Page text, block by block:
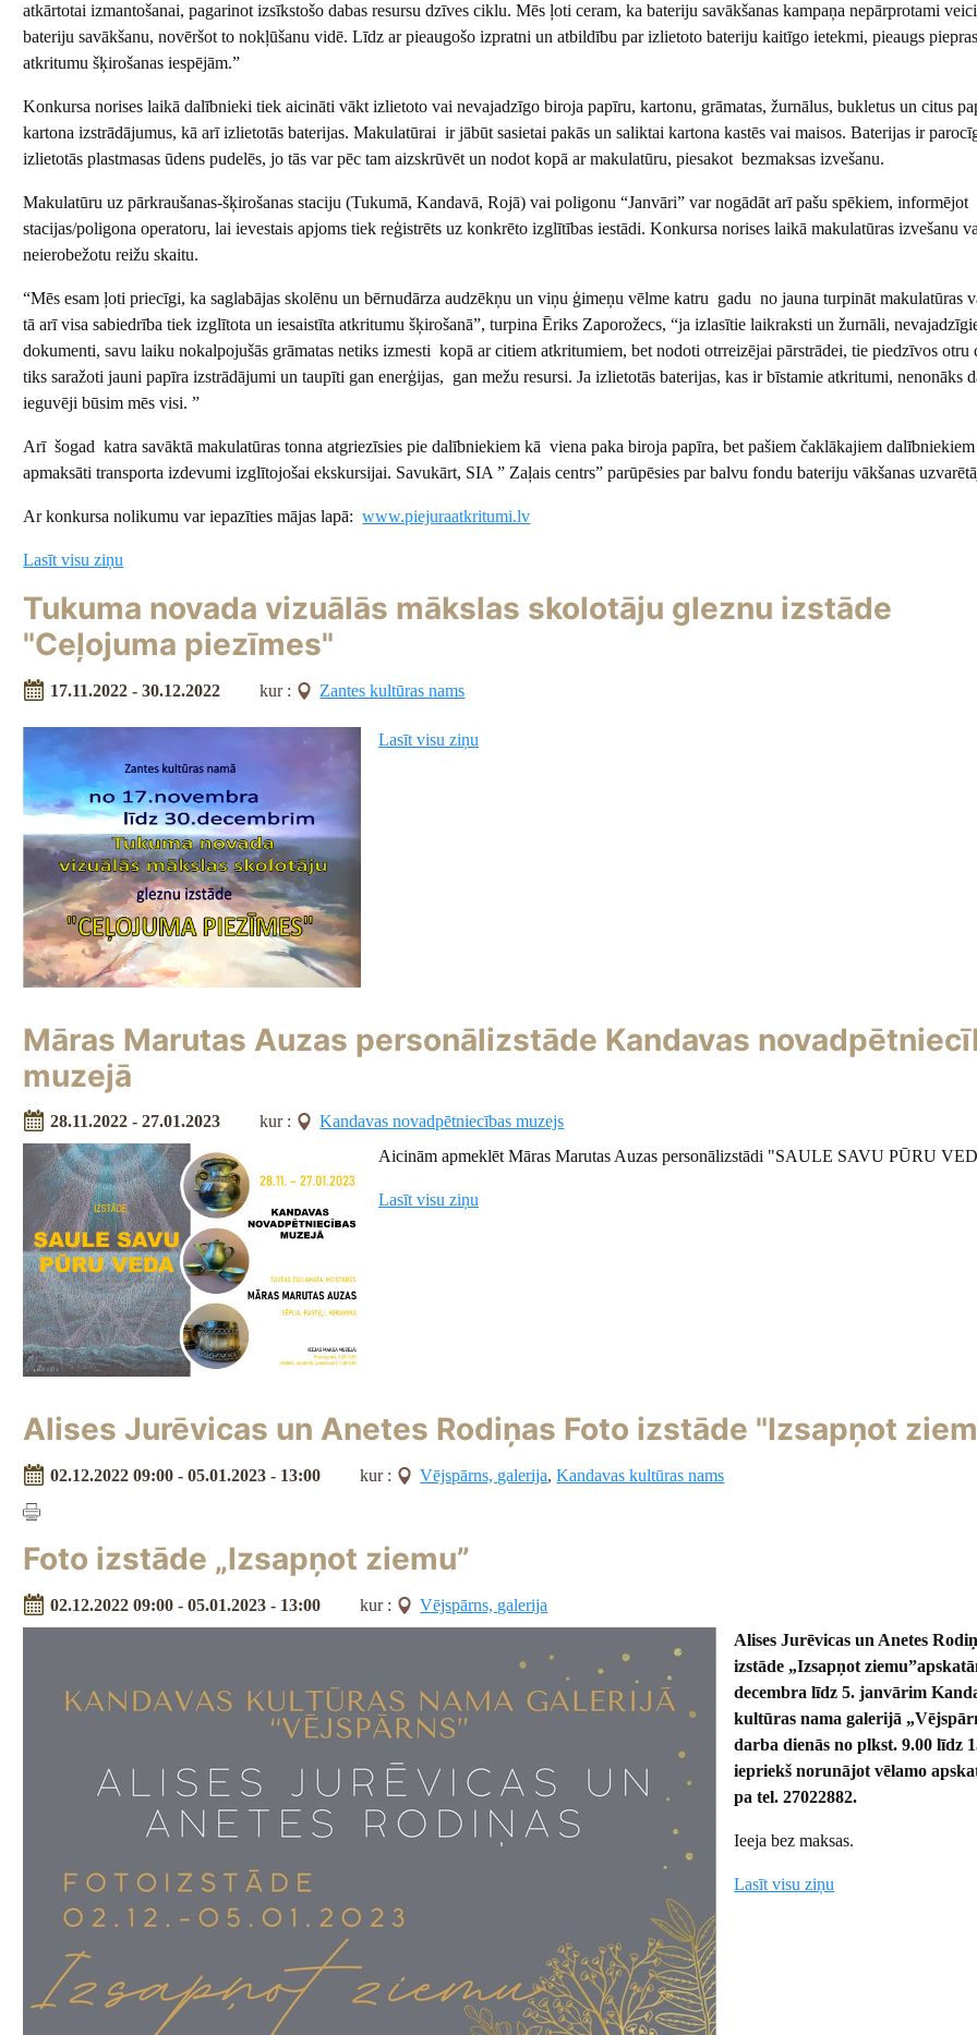
atkārtotai izmantošanai, pagarinot izsīkstošo dabas resursu dzīves ciklu. Mēs ļoti ceram, ka bateriju savākšanas kampaņa nepārprotami
bateriju savākšanu, novēršot to nokļūšanu vidē. Līdz ar pieaugošo izpratni un atbildību par izlietoto bateriju kaitīgo ietekmi, pieaugs
atkritumu šķirošanas iespējām.”
Konkursa norises laikā dalībnieki tiek aicināti vākt izlietoto vai nevajadzīgo biroja papīru, kartonu, grāmatas, žurnālus, bukletus un citus
kartona izstrādājumus, kā arī izlietotās baterijas. Makulatūrai ir jābūt sasietai pakās un saliktai kartona kastēs vai maisos. Baterijas ir
izlietotās plastmasas ūdens pudelēs, jo tās var pēc tam aizskrūvēt un nodot kopā ar makulatūru, piesakot bezmaksas izvešanu.
Makulatūru uz pārkraušanas-šķirošanas staciju (Tukumā, Kandavā, Rojā) vai poligonu “Janvāri” var nogādāt arī pašu spēkiem, informējot
stacijas/poligona operatoru, lai ievestais apjoms tiek reģistrēts uz konkrēto izglītības iestādi. Konkursa norises laikā makulatūras izvešanu
neierobežotu reižu skaitu.
“Mēs esam ļoti priecīgi, ka saglabājas skolēnu un bērnudārza audzēkņu un viņu ģimeņu vēlme katru gadu no jauna turpināt makulatūras
tā arī visa sabiedrība tiek izglītota un iesaistīta atkritumu šķirošanā”, turpina Ēriks Zaporožecs, “ja izlasītie laikraksti un žurnāli,
dokumenti, savu laiku nokalpojušās grāmatas netiks izmesti kopā ar citiem atkritumiem, bet nodoti otrreizējai pārstrādei, tie piedzīvos
tiks saražoti jauni papīra izstrādājumi un taupīti gan enerģijas, gan mežu resursi. Ja izlietotās baterijas, kas ir bīstamie atkritumi, nenonāks
ieguvēji būsim mēs visi. ”
Arī šogad katra savāktā makulatūras tonna atgriezīsies pie dalībniekiem kā viena paka biroja papīra, bet pašiem čaklākajiem
apmaksāti transporta izdevumi izglītojošai ekskursijai. Savukārt, SIA ” Zaļais centrs” parūpēsies par balvu fondu bateriju vākšanas
Ar konkursa nolikumu var iepazīties mājas lapā:www.piejuraatkritumi.lv
Lasīt visu ziņu
Tukuma novada vizuālās mākslas skolotāju gleznu izstāde
"Ceļojuma piezīmes"
17.11.2022 - 30.12.2022 kur : Zantes kultūras nams
Lasīt visu ziņu
Māras Marutas Auzas personālizstāde Kandavas
muzejā
28.11.2022 - 27.01.2023 kur :
Kandavas novadpētniecības muzejs
Aicinām apmeklēt Māras Marutas Auzas personālizstādi "SAULE SAVU PŪRU
Lasīt visu ziņu
Alises Jurēvicas un Anetes Rodiņas Foto izstāde "Izsapņot
02.12.2022 09:00 - 05.01.2023 - 13:00 kur : Vējspārns, galerija,Kandavas kultūras nams
Foto izstāde „Izsapņot ziemu”
02.12.2022 09:00 - 05.01.2023 - 13:00 kur :
Vējspārns, galerija
Alises Jurēvicas un Anetes
izstāde „Izsapņot ziemu”
decembra līdz 5. janvārim
kultūras nama galerijā
darba dienās no plkst. 9.00 līdz
iepriekš norunājot vēlamo
pa tel. 27022882.
Ieeja bez maksas.
Lasīt visu ziņu